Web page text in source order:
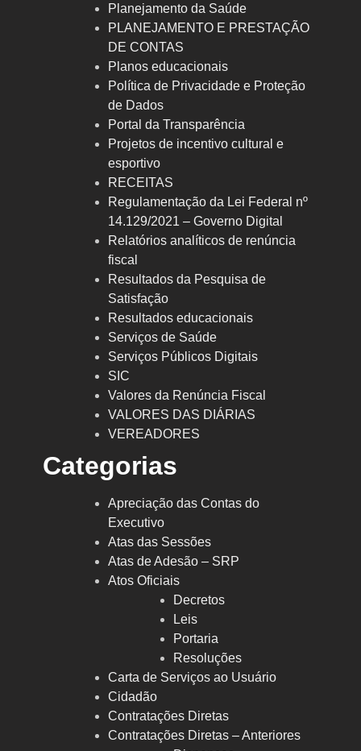
Planejamento da Saúde
PLANEJAMENTO E PRESTAÇÃO
DE CONTAS
Planos educacionais
Política de Privacidade e Proteção
de Dados
Portal da Transparência
Projetos de incentivo cultural e
esportivo
RECEITAS
Regulamentação da Lei Federal nº
14.129/2021 – Governo Digital
Relatórios analíticos de renúncia
fiscal
Resultados da Pesquisa de
Satisfação
Resultados educacionais
Serviços de Saúde
Serviços Públicos Digitais
SIC
Valores da Renúncia Fiscal
VALORES DAS DIÁRIAS
VEREADORES
Categorias
Apreciação das Contas do
Executivo
Atas das Sessões
Atas de Adesão – SRP
Atos Oficiais
Decretos
Leis
Portaria
Resoluções
Carta de Serviços ao Usuário
Cidadão
Contratações Diretas
Contratações Diretas – Anteriores